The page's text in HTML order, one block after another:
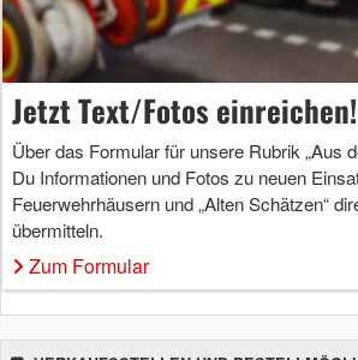
Jetzt Text/Fotos einreichen!
Über das Formular für unsere Rubrik „Aus
Du Informationen und Fotos zu neuen
Feuerwehrhäusern und „Alten Schätzen“
übermitteln.
Zum Formular